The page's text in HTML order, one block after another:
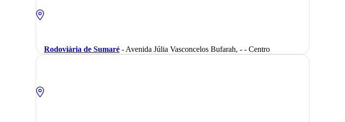
Rodoviária de Sumaré - Avenida Júlia Vasconcelos Bufarah, - - Centro